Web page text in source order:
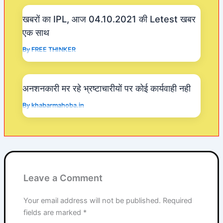
k
खबरों का IPL, आज 04.10.2021 की Letest खबर
एक साथ
By FREE THINKER
अनशनकारी मर रहे भ्रष्टाचारीयों पर कोई कार्यवाही नही
Bykhabarmahoba.in
Leave a Comment
Your email address will not be published. Required
fields are marked *